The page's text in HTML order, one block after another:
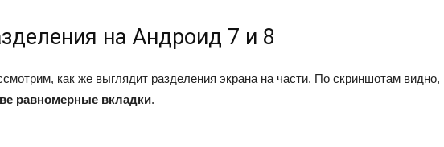
на Андроид 7 и 8
как же выглядит разделения экрана на части. По скриншотам видно,
равномерные вкладки.